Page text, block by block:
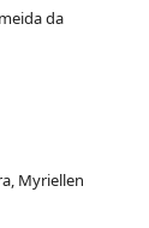
da
Myriellen